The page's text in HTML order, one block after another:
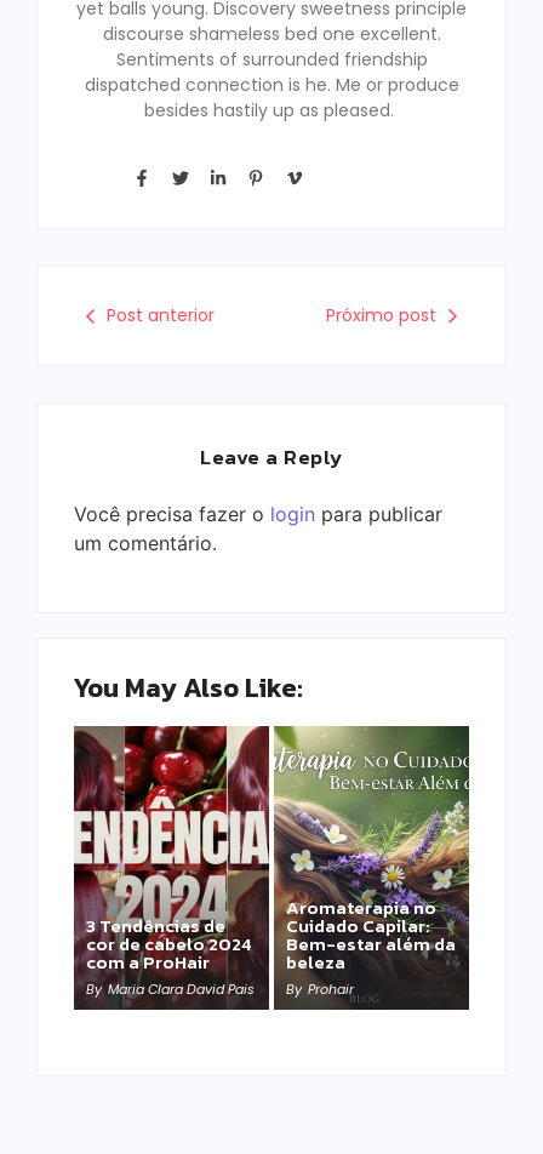
yet balls young. Discovery sweetness principle
discourse shameless bed one excellent.
Sentiments of surrounded friendship
dispatched connection is he. Me or produce
besides hastily up as pleased.
Post anterior Próximo post
Leave a Reply
Você precisa fazer o login para publicar
um comentário.
You May Also Like:
3 Tendências de
cor de cabelo 2024
com a ProHair
By Maria Clara David Pais
Aromaterapia no
Cuidado Capilar:
Bem-estar além da
beleza
By Prohair
Detox Capilar: Por
que remover
metais pesados
salva sua química?
By Prohair